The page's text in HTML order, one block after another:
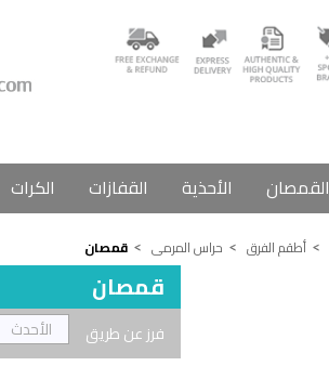
القمصان الأحذية القفازات الكرات
أطقم الفرق حراس المرمى قمصان
قمصان
فرز عن طريق الأحدث